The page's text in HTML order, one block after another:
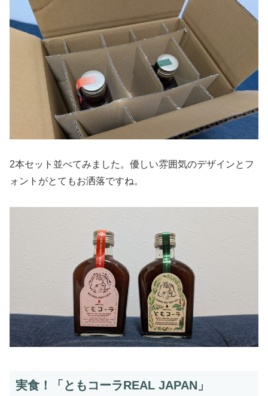
2本セット並べてみました。優しい雰囲気のデザインとフ
ォントがとてもお洒落ですね。
実食！「ともコーラREAL JAPAN」